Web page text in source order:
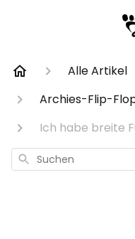
Alle Artikel
Archies-Flip-
Ich habe breite
Suchen